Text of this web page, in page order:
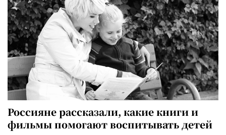
Россияне рассказали, какие книги и
фильмы помогают воспитывать детей